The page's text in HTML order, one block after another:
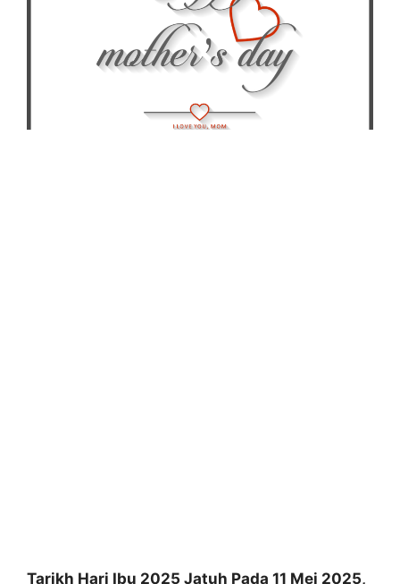
Tarikh Hari Ibu 2025 Jatuh Pada 11 Mei 2025,